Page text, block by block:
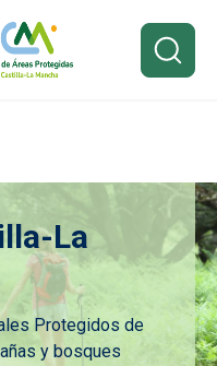
La
Protegidos de
y bosques